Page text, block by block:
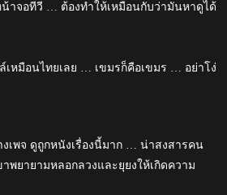
น้าจอทีวี … ต้องทำให้เหมือนกับว่ามันหาดูได้
เหมือนไทยเลย … เขมรก็คือเขมร … อย่าโง่
งเพจ ดูถูกหนังเรื่องนี้มาก … น่าสงสารคน
พยายามหลอกลวงและยุยงให้เกิดความ